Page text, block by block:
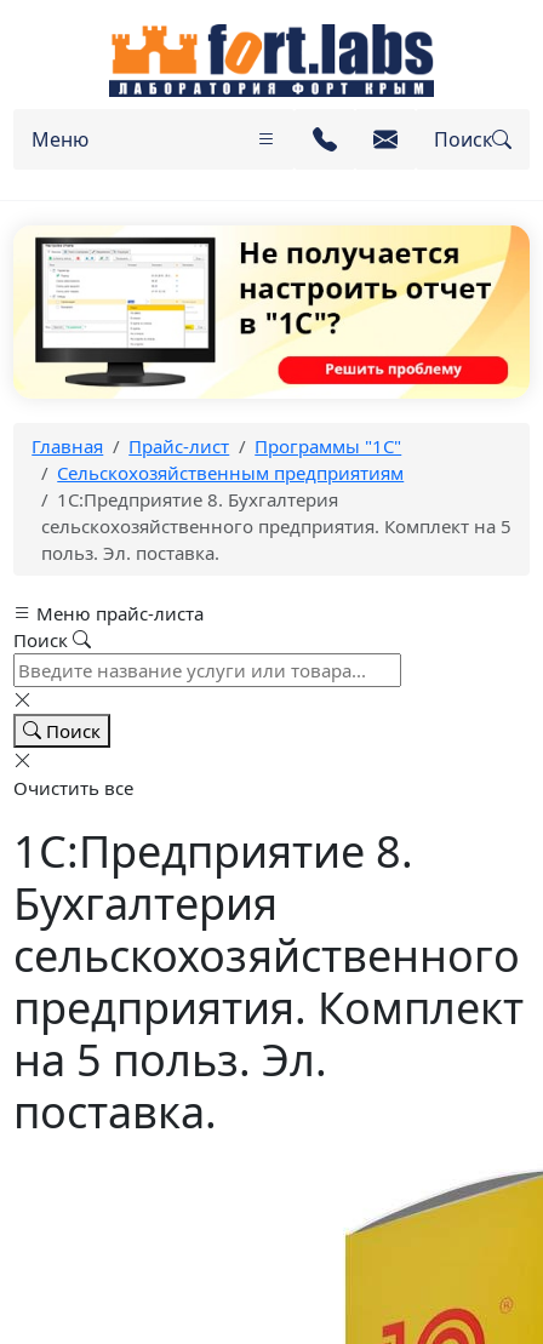
Меню Поиск
Главная Прайс-лист
Программы "1С"
Сельскохозяйственным предприятиям
1С:Предприятие 8. Бухгалтерия
сельскохозяйственного предприятия. Комплект на 5
польз. Эл. поставка.
Меню прайс-листа
Поиск
Поиск
Очистить все
1С:Предприятие 8.
Бухгалтерия
сельскохозяйственного
предприятия. Комплект
на 5 польз. Эл.
поставка.